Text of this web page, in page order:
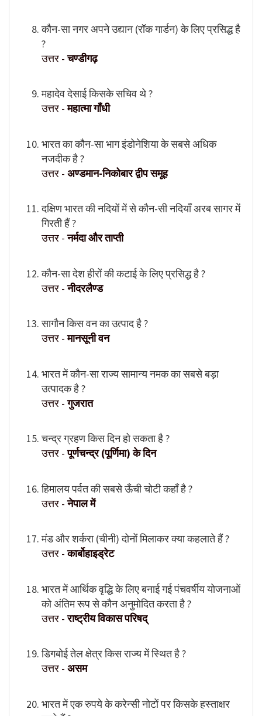
कौन-सा नगर अपने उद्यान (रॉक गार्डन) के लिए प्रसिद्ध है
?
उत्तर -चण्डीगढ़
महादेव देसाई किसके सचिव थे ?
उत्तर -महात्मा गाँधी
भारत का कौन-सा भाग इंडोनेशिया के सबसे अधिक
नजदीक है ?
उत्तर - अण्डमान-निकोबार द्वीप समूह
दक्षिण भारत की नदियों में से कौन-सी नदियाँ अरब सागर में
गिरती हैं ?
उत्तर -नर्मदा और ताप्ती
कौन-सा देश हीरों की कटाई के लिए प्रसिद्ध है ?
उत्तर -नीदरलैण्ड
सागौन किस वन का उत्पाद है ?
उत्तर -मानसूनी वन
भारत में कौन-सा राज्य सामान्य नमक का सबसे बड़ा
उत्पादक है ?
उत्तर -गुजरात
चन्द्र ग्रहण किस दिन हो सकता है ?
उत्तर -पूर्णचन्द्र (पूर्णिमा) के दिन
हिमालय पर्वत की सबसे ऊँची चोटी कहाँ है ?
उत्तर -नेपाल में
मंड और शर्करा (चीनी) दोनों मिलाकर क्या कहलाते हैं ?
उत्तर -कार्बोहाइड्रेट
भारत में आर्थिक वृद्धि के लिए बनाई गई पंचवर्षीय योजनाओं
को अंतिम रूप से कौन अनुमोदित करता है ?
उत्तर -राष्ट्रीय विकास परिषद्
डिगबोई तेल क्षेत्र किस राज्य में स्थित है ?
उत्तर - असम
भारत में एक रुपये के करेन्सी नोटों पर किसके हस्ताक्षर